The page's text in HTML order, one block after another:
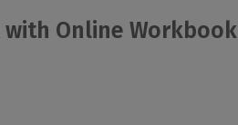
Online Workbook